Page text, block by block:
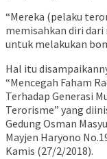
“Mereka (pelaku
memisahkan diri dari
untuk melakukan
Hal itu
“Mencegah Faham
Terhadap Generasi
Terorisme” yang
Gedung Osman
Mayjen Haryono
Kamis (27/2/2018).